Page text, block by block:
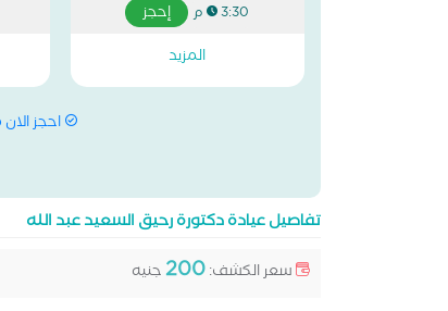
3:30 م
إحجز
المزيد
احجز
تفاصيل عيادة دكتورة رحيق السعيد عبد الله
سعر الكشف:200جنيه